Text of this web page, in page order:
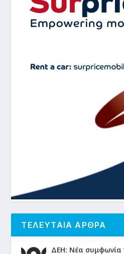
ΤΕΛΕΥΤΑΙΑ ΑΡΘΡΑ
ΔΕΗ: Νέα συμφωνία